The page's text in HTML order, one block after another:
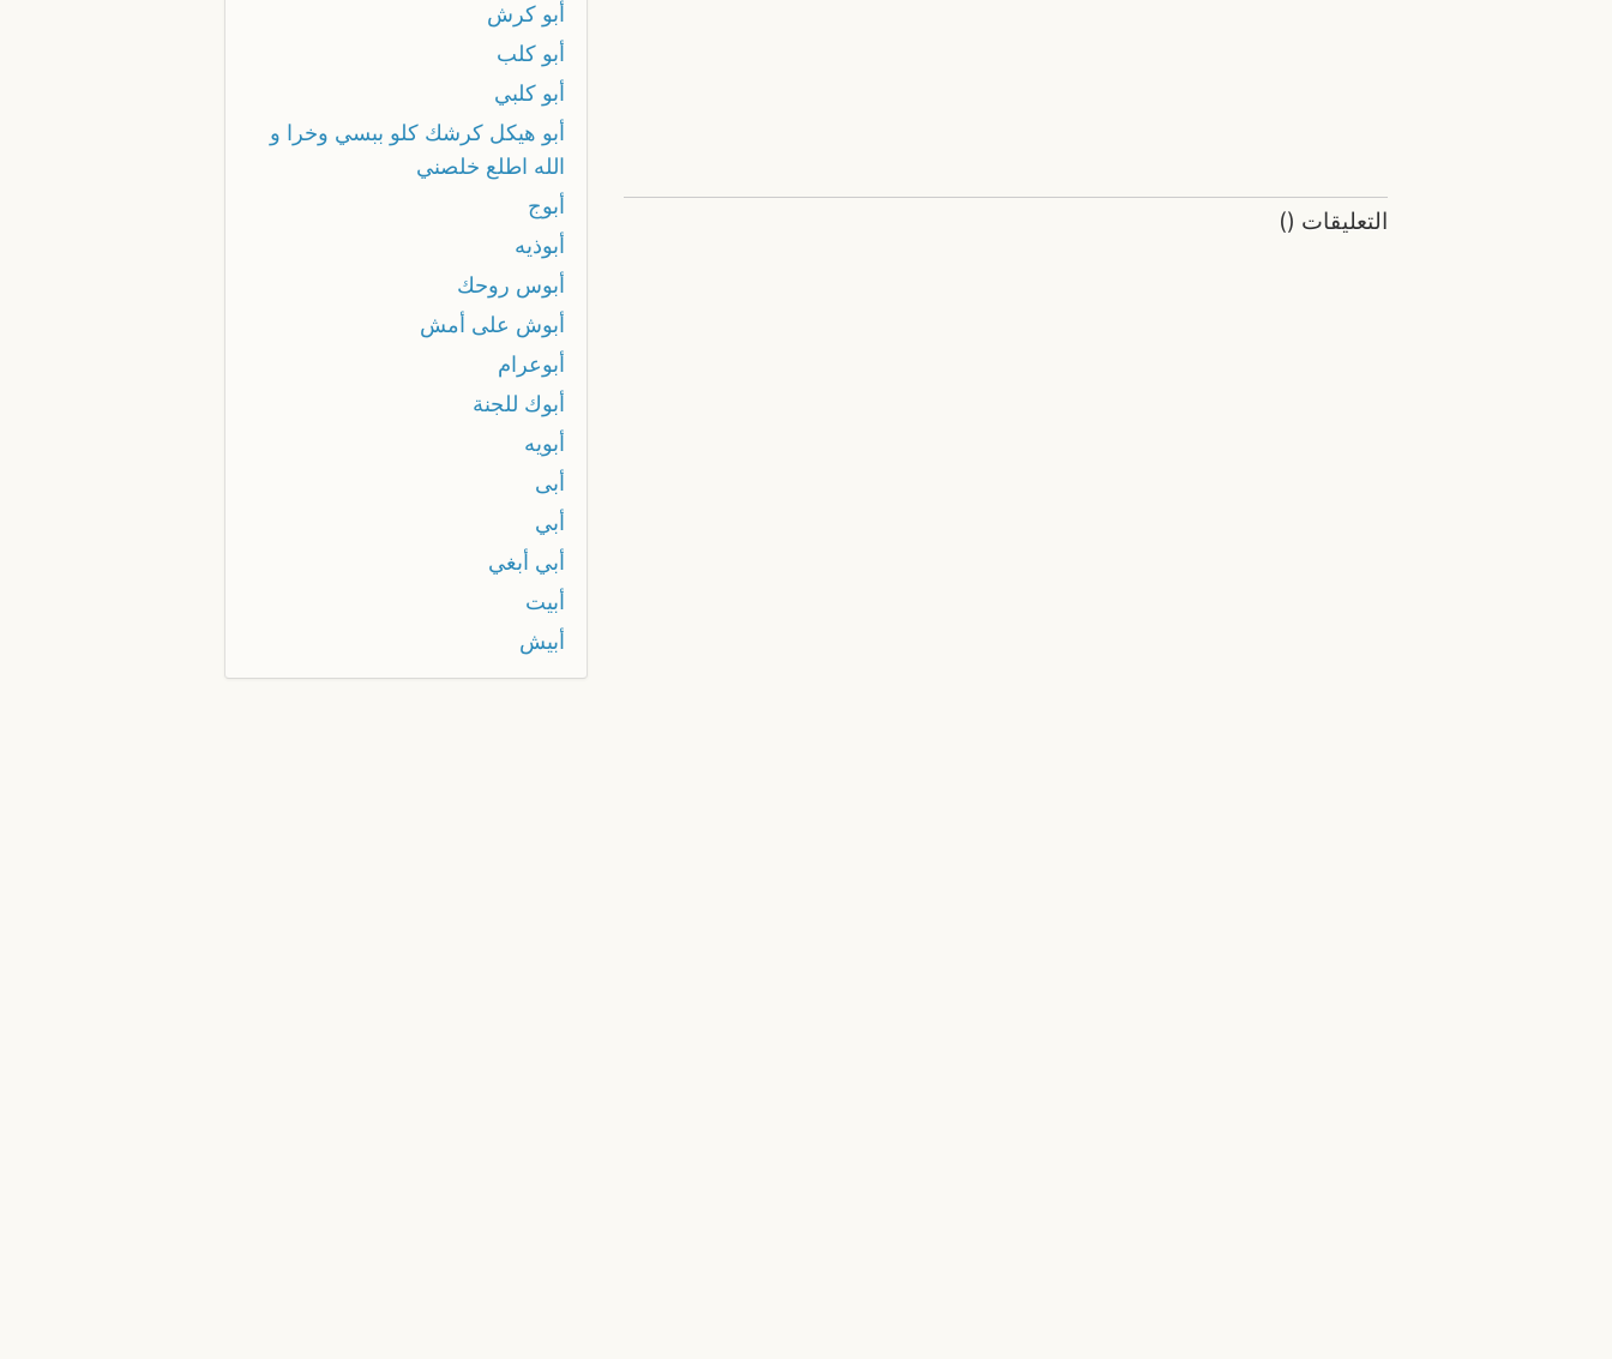
التعليقات (
)
أبو كرش
أبو كلب
أبو كلبي
أبو هيكل كرشك كلو ببسي وخرا و
الله اطلع خلصني
أبوج
أبوذيه
أبوس روحك
أبوش على أمش
أبوعرام
أبوك للجنة
أبويه
أبى
أبي
أبي أبغي
أبيت
أبيش